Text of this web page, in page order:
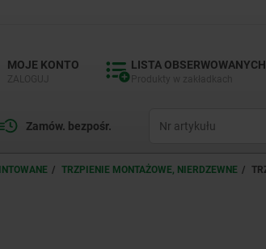
MOJE KONTO LISTA OBSERWOWANYCH
Zamów. bezpośr.
TRZPIENIE MONTAŻOWE, NIERDZEWNE